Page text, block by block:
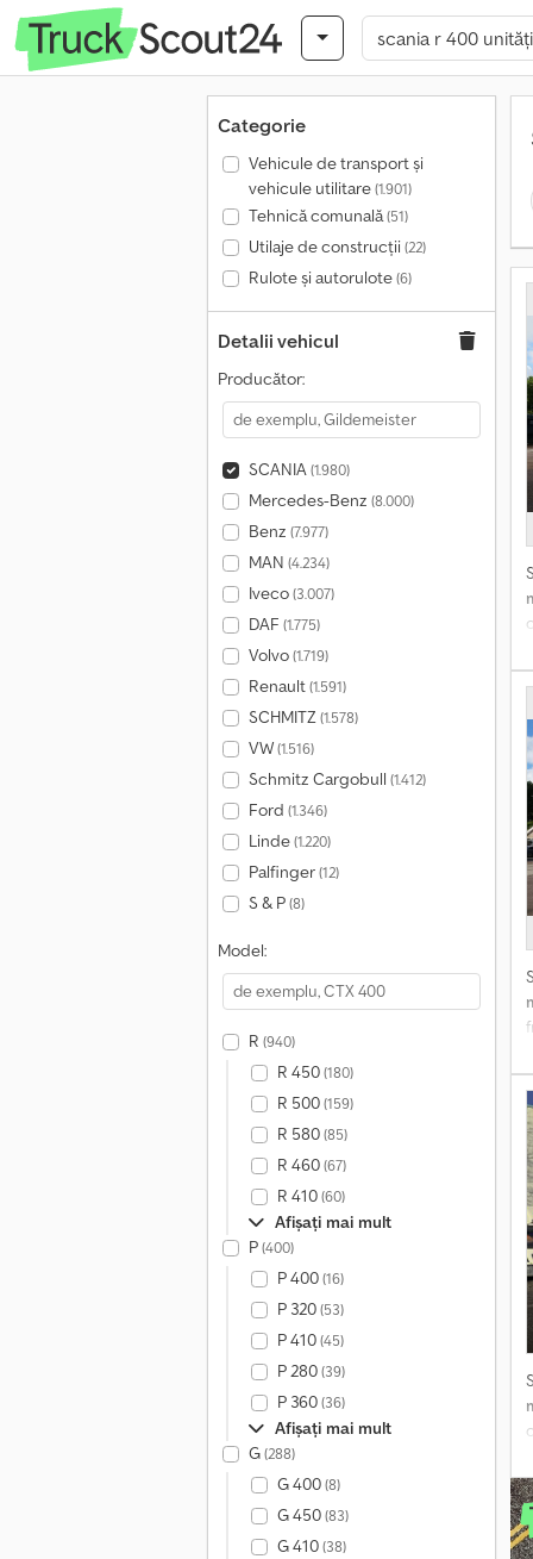
Categorie
Vehicule de transport şi
vehicule utilitare(1.901)
Tehnică comunală(51)
Utilaje de construcții(22)
Rulote și autorulote(6)
Detalii vehicul
Producător:
SCANIA(1.980)
Mercedes-Benz (8.000)
Benz (7.977)
MAN (4.234)
Iveco(3.007)
DAF (1.775)
Volvo(1.719)
Renault(1.591)
SCHMITZ(1.578)
VW(1.516)
Schmitz Cargobull (1.412)
Ford (1.346)
Linde(1.220)
Palfinger(12)
S & P(8)
Model:
R (940)
R 450(180)
R 500(159)
R 580(85)
R 460(67)
R 410(60)
Afișați mai mult
P(400)
P 400(16)
P 320(53)
P 410(45)
P 280(39)
P 360(36)
Afișați mai mult
G(288)
G 400(8)
G 450(83)
G 410(38)